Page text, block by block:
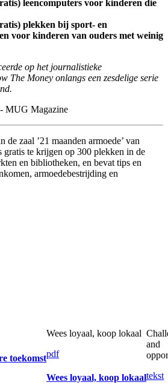
leencomputers voor kinderen die
plekken bij sport- en
voor kinderen van ouders met weinig
op het journalistieke
The Money onlangs een zesdelige serie
MUG Magazine
zaal ’21 maanden armoede’ van
te krijgen op 300 plekken in de
en bibliotheken, en bevat tips en
armoedebestrijding en
toekomst
Wees loyaal, koop lokaal
pdf
Wees loyaal, koop lokaal
and
tekst